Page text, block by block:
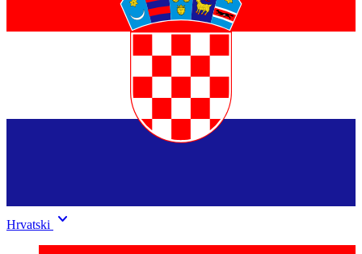
Hrvatski keyboard_arrow_down